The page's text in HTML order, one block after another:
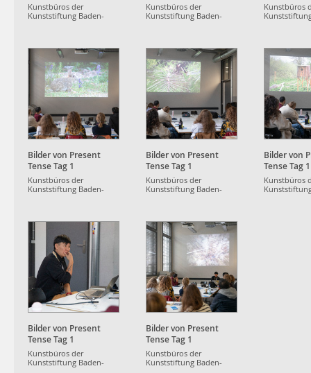
Kunstbüros der
Kunststiftung Baden-
Kunstbüros der
Kunststiftung Baden-
Kunstbüros
Bilder von Present
Tense Tag 1
Kunstbüros der
Kunststiftung Baden-
Bilder von Present
Tense Tag 1
Kunstbüros der
Kunststiftung Baden-
Bilder von
Tense Tag 1
Kunstbüros
Bilder von Present
Tense Tag 1
Kunstbüros der
Kunststiftung Baden-
Bilder von Present
Tense Tag 1
Kunstbüros der
Kunststiftung Baden-